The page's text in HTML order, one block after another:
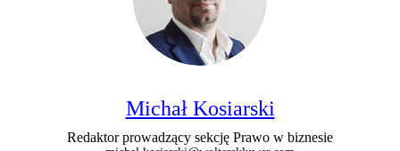
Michał Kosiarski
Redaktor prowadzący sekcję Prawo w biznesie